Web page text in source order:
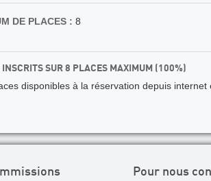
DE PLACES : 8
SUR 8 PLACES MAXIMUM (100%)
disponibles à la réservation depuis internet
Pour nous